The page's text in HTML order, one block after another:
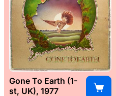
Gone To Earth (1-
st, UK), 1977